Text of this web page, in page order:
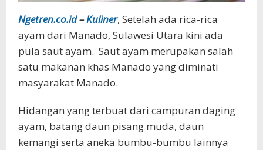
Ngetren.co.id–Kuliner, Setelah ada rica-rica
ayam dari Manado, Sulawesi Utara kini ada
pula saut ayam. Saut ayam merupakan salah
satu makanan khas Manado yang diminati
masyarakat Manado.
Hidangan yang terbuat dari campuran daging
ayam, batang daun pisang muda, daun
kemangi serta aneka bumbu-bumbu lainnya